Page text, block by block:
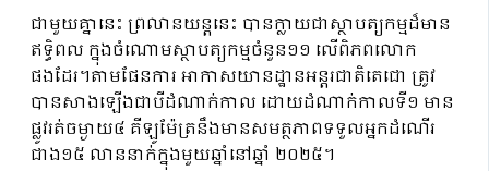
ជាមួយគ្នានេះ ព្រលានយន្តនេះ បានក្លាយជាស្ថាបត្យកម្មដ៏មាន
ឥទ្ធិពល ក្នុងចំណោមស្ថាបត្យកម្មចំនួន១១ លើពិភពលោក
ផងដែរ។តាមផែនការ អាកាសយានដ្ឋានអន្តរជាតិតេជោ ត្រូវ
បានសាងឡើងជាបីដំណាក់កាល ដោយដំណាក់កាលទី១ មាន
ផ្លូវរត់ចម្ងាយ៤ គីឡូម៉ែត្រនឹងមានសមត្ថភាពទទួលអ្នកដំណើរ
ជាង១៥ លាននាក់ក្នុងមួយឆ្នាំនៅឆ្នាំ ២០២៥។